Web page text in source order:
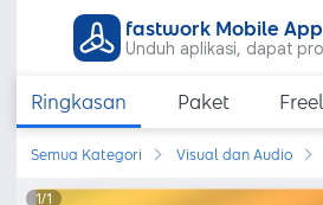
fastwork Mobile App
Unduh aplikasi, dapat
Ringkasan Paket
Semua Kategori Visual dan Audio
1/1